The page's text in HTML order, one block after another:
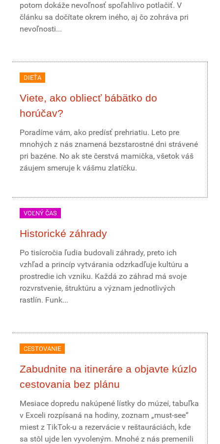
potom dokáže nevoľnosť spoľahlivo potlačiť. V
článku sa dočítate okrem iného, aj čo zohráva pri
nevoľnosti...
DIEŤA
Viete, ako obliecť bábätko do
horúčav?
Poradíme vám, ako predísť prehriatiu. Leto pre
mnohých z nás znamená bezstarostné dni strávené
pri bazéne. No ak ste čerstvá mamička, všetok váš
záujem smeruje k vášmu zlatíčku.
VOĽNÝ ČAS
Historické záhrady
Po tisícročia ľudia budovali záhrady, preto ich
vzhľad a princíp vytvárania odzrkadľuje kultúru a
prostredie ich vzniku. Každá zo záhrad má svoje
rozvrstvenie, štruktúru a význam jednotlivých
rastlín. Funk...
CESTOVANIE
Zabudnite na itineráre a objavte kúzlo
cestovania bez plánu
Mesiace dopredu nakúpené lístky do múzeí, tabuľka
v Exceli rozpísaná na hodiny, zoznam „must-see“
miest z TikTok-u a rezervácie v reštauráciách, kde
sa stôl ujde len vyvoleným. Mnohé z nás premenili